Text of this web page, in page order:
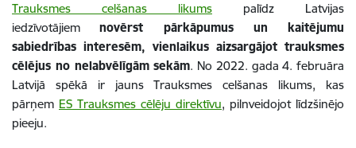
Trauksmes celšanas likums
palīdz Latvijas
iedzīvotājiemnovērst pārkāpumus un kaitējumu
sabiedrības interesēm, vienlaikus aizsargājot trauksmes
cēlējus no nelabvēlīgām sekām. No 2022. gada 4. februāra
Latvijā spēkā ir jauns Trauksmes celšanas likums, kas
pārņem ES Trauksmes cēlēju direktīvu, pilnveidojot līdzšinējo
pieeju.